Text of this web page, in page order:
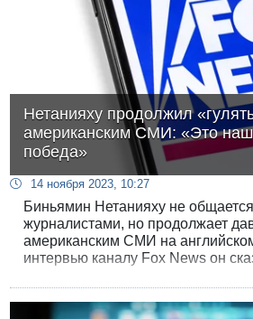
Нетанияху продолжил
американским СМИ: «Это
победа»
14 ноября 2023, 10:27
Биньямин Нетанияху не
журналистами, но продолжает
американским СМИ на
интервью каналу Fox News он